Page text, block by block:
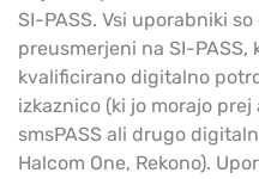
SI-PASS. Vsi uporabniki
preusmerjeni na SI-
kvalificirano digitalno
izkaznico (ki jo morajo
smsPASS ali drugo
Halcom One, Rekono).